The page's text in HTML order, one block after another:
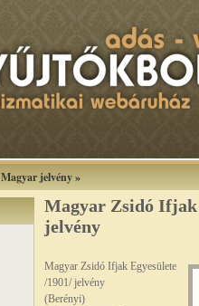
Magyar jelvény»
Magyar Zsidó Ifjak
jelvény
Magyar Zsidó Ifjak Egyesülete
/1901/ jelvény
(Berényi)